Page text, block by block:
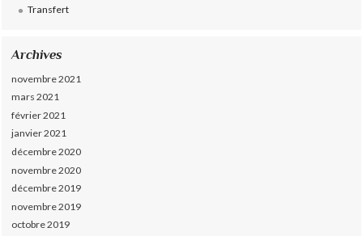
Transfert
Archives
novembre 2021
mars 2021
février 2021
janvier 2021
décembre 2020
novembre 2020
décembre 2019
novembre 2019
octobre 2019